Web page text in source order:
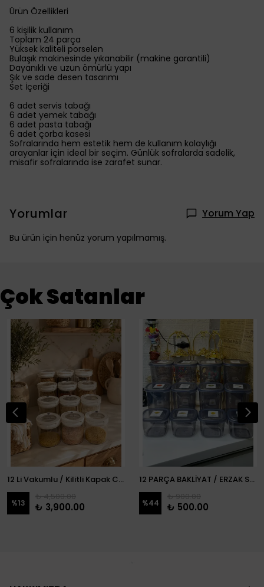
Ürün Özellikleri
6 kişilik kullanım
Toplam 24 parça
Yüksek kaliteli porselen
Bulaşık makinesinde yıkanabilir (makine garantili)
Dayanıklı ve uzun ömürlü yapı
Şık ve sade desen tasarımı
Set İçeriği
6 adet servis tabağı
6 adet yemek tabağı
6 adet pasta tabağı
6 adet çorba kasesi
Sofralarında hem estetik hem de kullanım kolaylığı
arayanlar için ideal bir seçim. Günlük sofralarda sadelik,
misafir sofralarında ise zarafet sunar.
Yorumlar Yorum Yap
Bu ürün için henüz yorum yapılmamış.
Çok Satanlar
12 Li Vakumlu / Kilitli Kapak Cam Erzak Kabı / Kavanoz
%13 ₺ 3,900.00
12 PARÇA BAKLİYAT / ERZAK SETİ
%44 ₺ 500.00